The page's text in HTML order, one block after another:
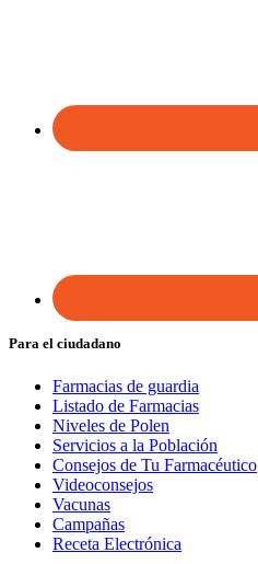
Para el ciudadano
Farmacias de guardia
Listado de Farmacias
Niveles de Polen
Servicios a la Población
Consejos de Tu Farmacéutico
Videoconsejos
Vacunas
Campañas
Receta Electrónica